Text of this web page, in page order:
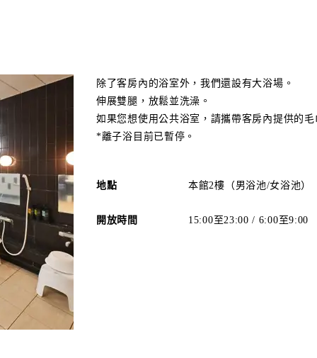
除了客房內的浴室外，我們還設有大浴場。
伸展雙腿，放鬆並洗澡。
如果您想使用公共浴室，請攜帶客房內提供的毛
*離子浴目前已暫停。
地點 本館2樓（男浴池/女浴池）
開放時間 15:00至23:00 / 6:00至9:00